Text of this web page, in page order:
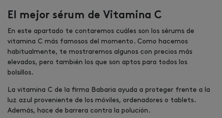
El mejor sérum de Vitamina C
En este apartado te contaremos cuáles son los sérums de
vitamina C más famosos del momento. Como hacemos
habitualmente, te mostraremos algunos con precios más
elevados, pero también los que son aptos para todos los
bolsillos.
La vitamina C de la firma Babaria ayuda a proteger frente a la
luz azul proveniente de los móviles, ordenadores o tablets.
Además, hace de barrera contra la polución.